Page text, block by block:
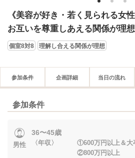
1 2 3
《美容が好き・若く見られる女性
お互いを尊重しあえる関係が理
個室8対8 理解し合える関係が理想
参加条件 企画詳細 当日の流れ
参加条件
男性
36〜45歳
〈年収〉 ①600万円以上＆大
②800万円以上